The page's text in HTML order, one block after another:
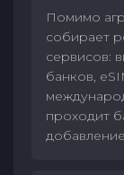
Помимо
собирает
сервисов:
банков,
проходит